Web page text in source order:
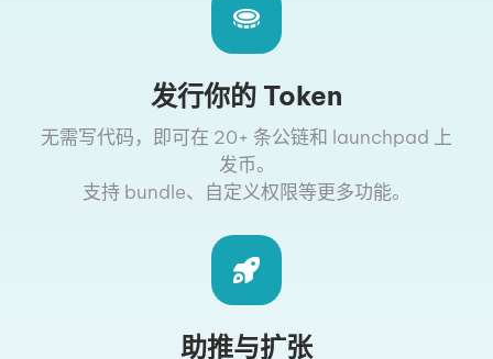
发行你的 Token
无需写代码，即可在 20+ 条公链和 launchpad 上
发币。
支持 bundle、自定义权限等更多功能。
助推与扩张